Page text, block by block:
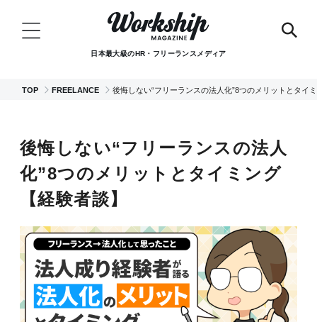
日本最大級のHR・フリーランスメディア
TOP FREELANCE 後悔しない“フリーランスの法人化”8つのメリットとタイ
後悔しない“フリーランスの法人
化”8つのメリットとタイミング
【経験者談】